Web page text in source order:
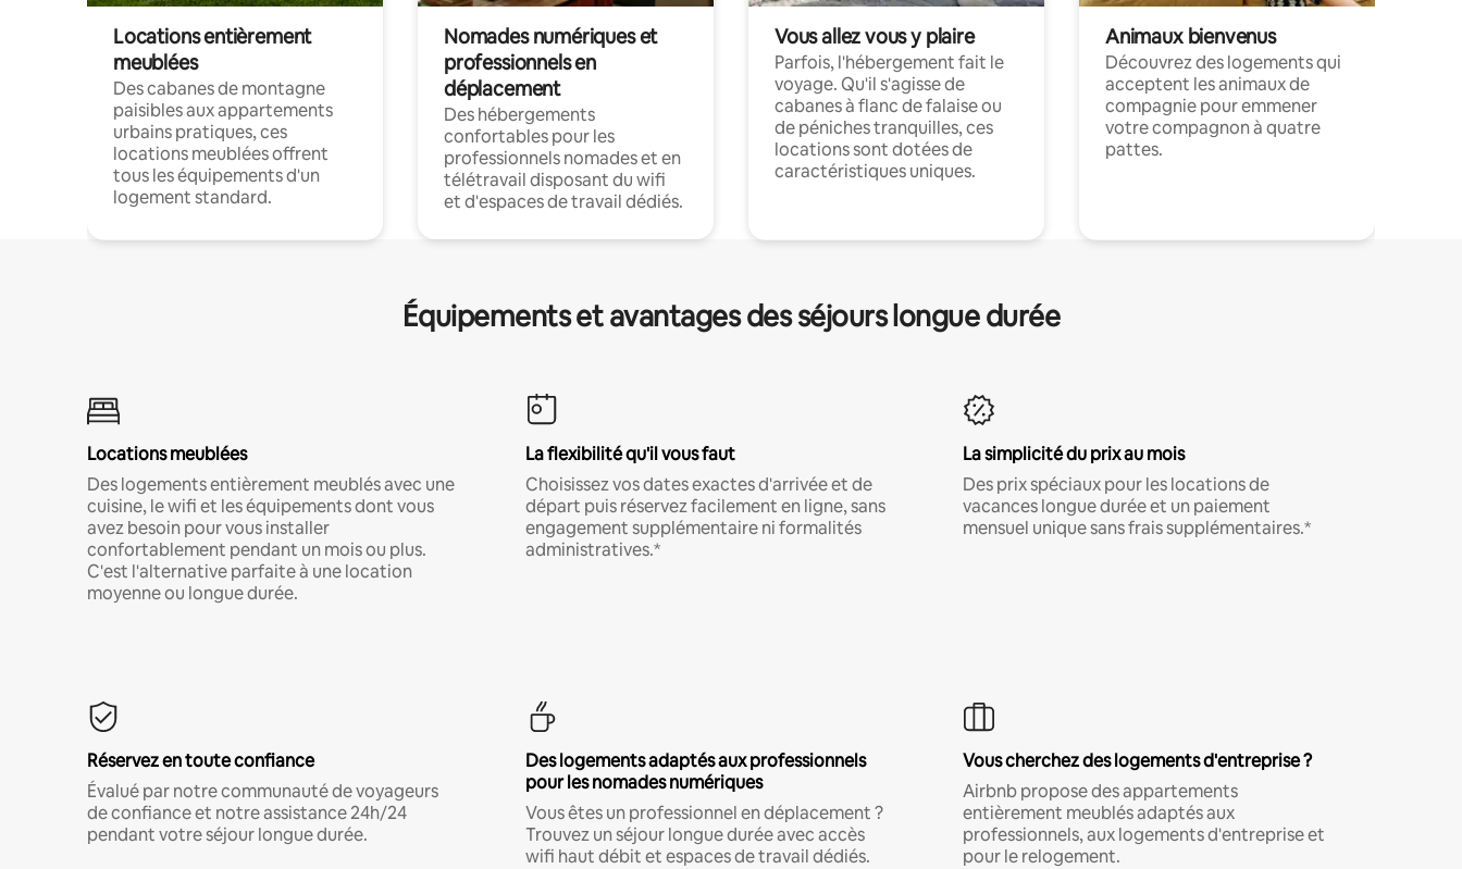
Locations entièrement
meublées
Des cabanes de montagne
paisibles aux appartements
urbains pratiques, ces
locations meublées offrent
tous les équipements d'un
logement standard.
Nomades numériques et
professionnels en
déplacement
Des hébergements
confortables pour les
professionnels nomades et en
télétravail disposant du wifi
et d'espaces de travail dédiés.
Vous allez vous y plaire
Parfois, l'hébergement fait le
voyage. Qu'il s'agisse de
cabanes à flanc de falaise ou
de péniches tranquilles, ces
locations sont dotées de
caractéristiques uniques.
Animaux bienvenus
Découvrez des logements qui
acceptent les animaux de
compagnie pour emmener
votre compagnon à quatre
pattes.
Équipements et avantages des séjours longue durée
Locations meublées
Des logements entièrement meublés avec une
cuisine, le wifi et les équipements dont vous
avez besoin pour vous installer
confortablement pendant un mois ou plus.
C'est l'alternative parfaite à une location
moyenne ou longue durée.
La flexibilité qu'il vous faut
Choisissez vos dates exactes d'arrivée et de
départ puis réservez facilement en ligne, sans
engagement supplémentaire ni formalités
administratives.*
La simplicité du prix au mois
Des prix spéciaux pour les locations de
vacances longue durée et un paiement
mensuel unique sans frais supplémentaires.*
Réservez en toute confiance
Évalué par notre communauté de voyageurs
de confiance et notre assistance 24h/24
pendant votre séjour longue durée.
Des logements adaptés aux professionnels
pour les nomades numériques
Vous êtes un professionnel en déplacement ?
Trouvez un séjour longue durée avec accès
wifi haut débit et espaces de travail dédiés.
Vous cherchez des logements d'entreprise ?
Airbnb propose des appartements
entièrement meublés adaptés aux
professionnels, aux logements d'entreprise et
pour le relogement.